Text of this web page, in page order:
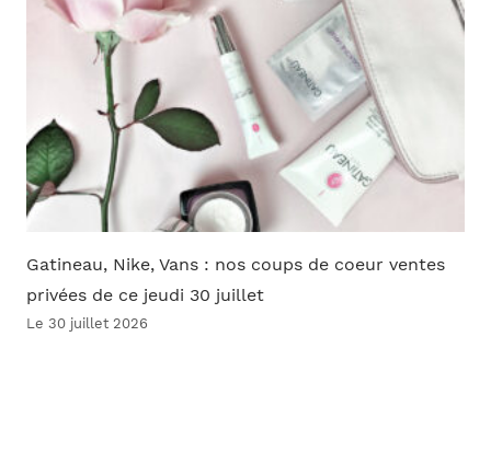
Gatineau, Nike, Vans : nos coups de coeur ventes
privées de ce jeudi 30 juillet
Le 30 juillet 2026